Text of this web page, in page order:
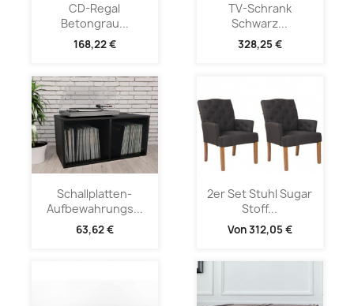
CD-Regal
Betongrau...
168,22 €
TV-Schrank
Schwarz...
328,25 €
Schallplatten-
Aufbewahrungs...
63,62 €
2er Set Stuhl Sugar
Stoff...
Von312,05 €